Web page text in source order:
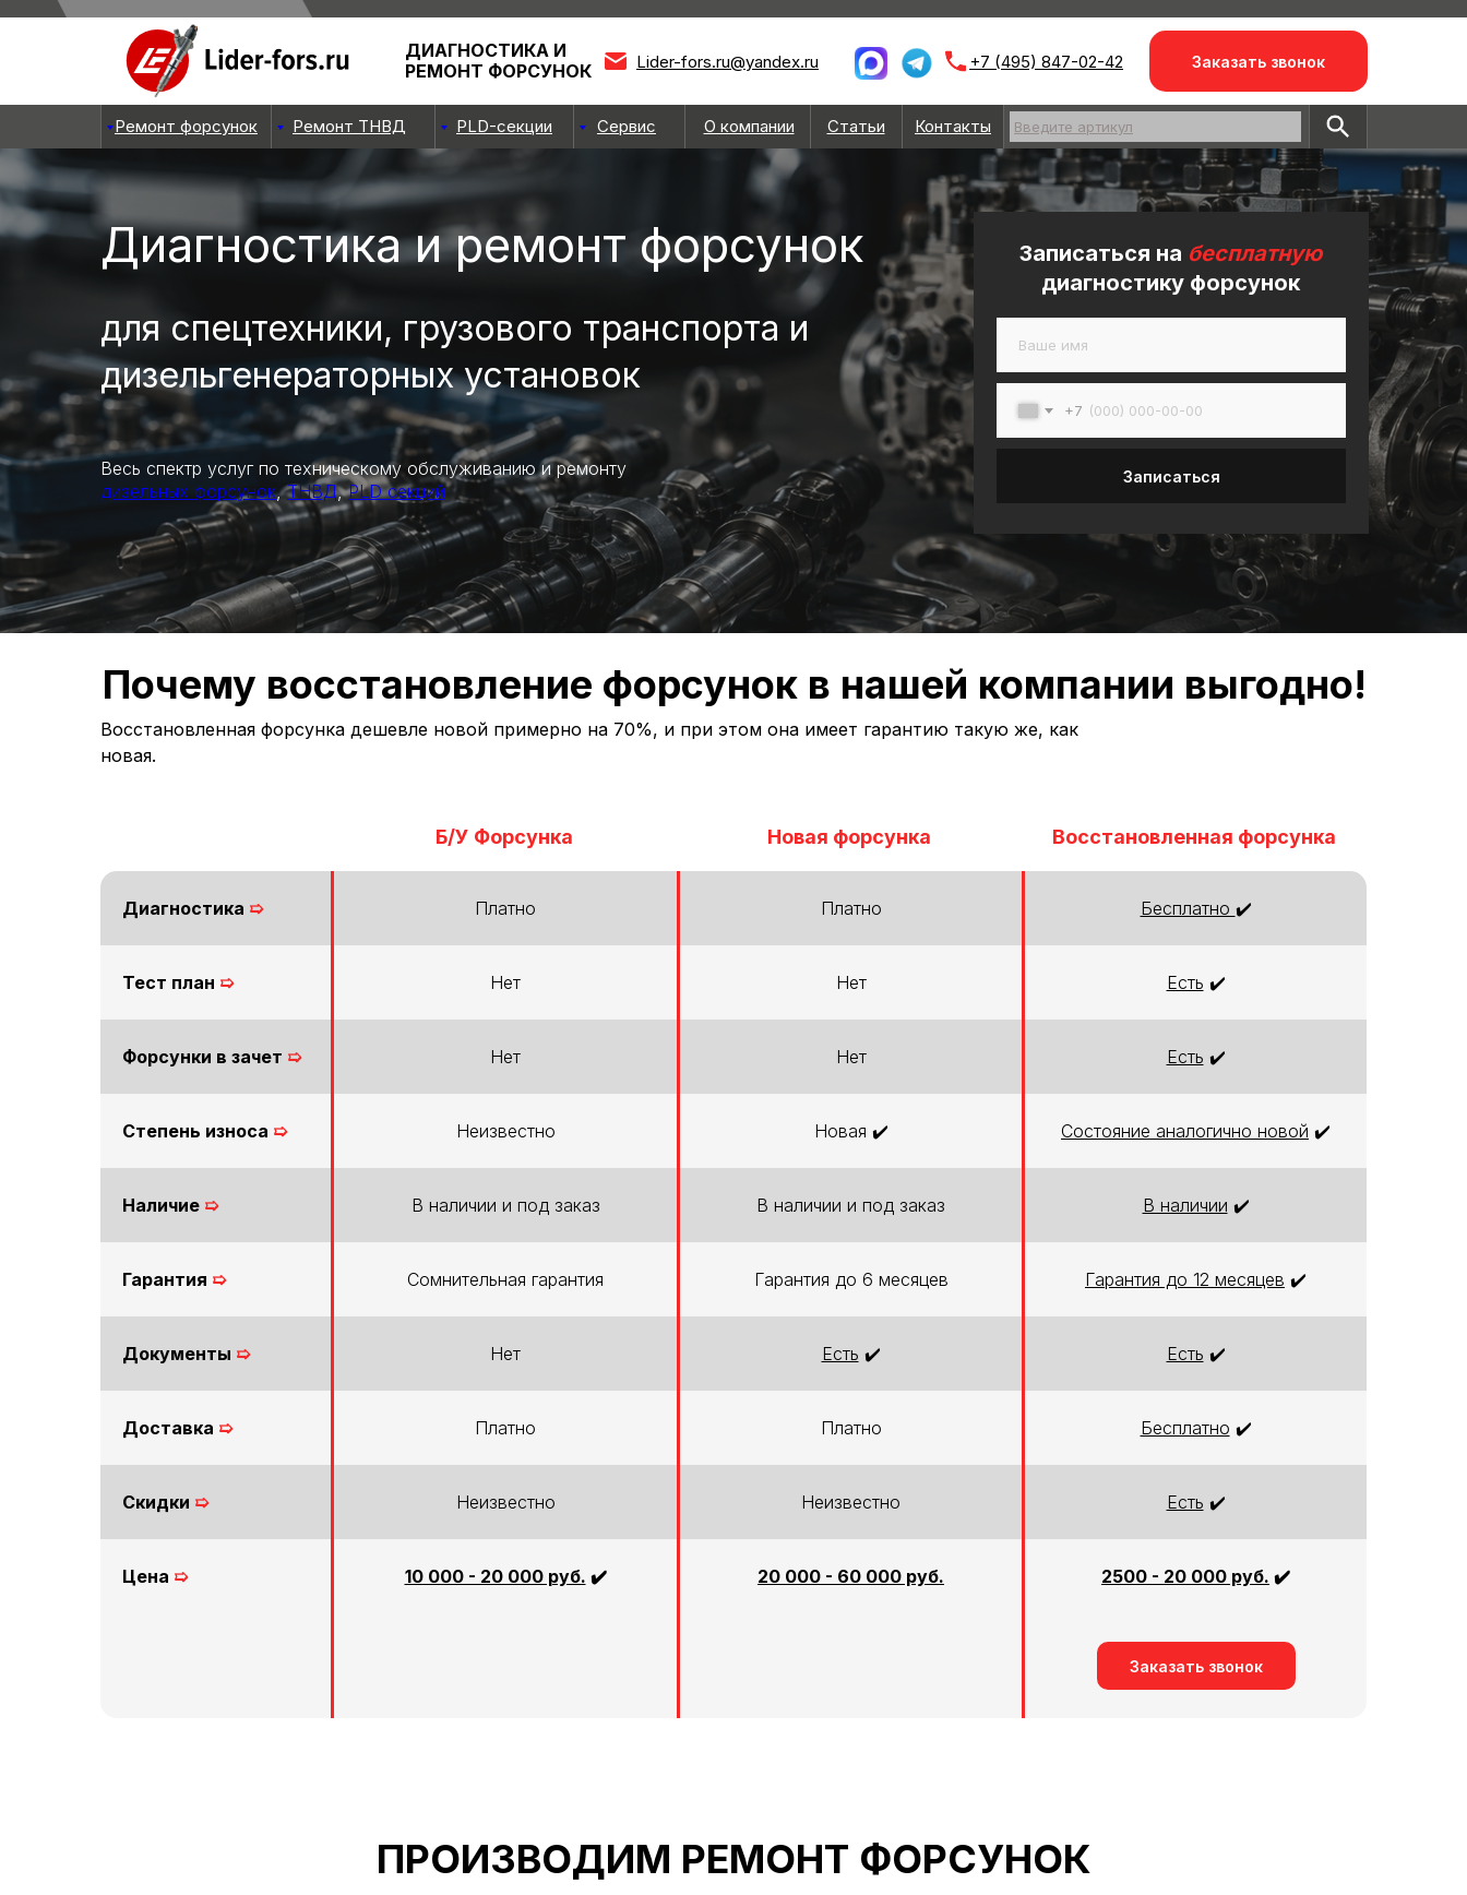
Контакты
О компании
Сервис
PLD-секции
Ремонт ТНВД Статьи
Ремонт форсунок
Lider-fors.ru@yandex.ru +7 (495) 847-02-42 Заказать звонок
ДИАГНОСТИКА И
РЕМОНТ ФОРСУНОК
Введите артикул
Весь спектр услуг по техническому обслуживанию и ремонту
дизельных форсунок,ТНВД,PLD секций
Диагностика и ремонт форсунок
для спецтехники, грузового транспорта и
дизельгенераторных установок
Записаться на бесплатную
диагностику форсунок
+7
Записаться
Почему восстановление форсунок в нашей компании выгодно!
Восстановленная форсунка дешевле новой примерно на 70%, и при этом она имеет гарантию такую же, как
новая.
Б/У Форсунка Новая форсунка Восстановленная форсунка
Диагностика ➯ Платно Платно Бесплатно ✔️
Тест план ➯ Нет Нет Есть ✔️
Форсунки в зачет ➯ Нет Нет Есть ✔️
Степень износа ➯ Неизвестно Новая ✔️ Состояние аналогично новой ✔️
Наличие ➯ В наличии и под заказ В наличии и под заказ В наличии ✔️
Гарантия ➯ Сомнительная гарантия Гарантия до 6 месяцев Гарантия до 12 месяцев ✔️
Документы ➯ Нет Есть ✔️ Есть ✔️
Доставка ➯ Платно Платно Бесплатно ✔️
Скидки ➯ Неизвестно Неизвестно Есть ✔️
Цена ➯ 10 000 - 20 000 руб. ✔️ 20 000 - 60 000 руб. 2500 - 20 000 руб. ✔️
Заказать звонок
ПРОИЗВОДИМ РЕМОНТ ФОРСУНОК